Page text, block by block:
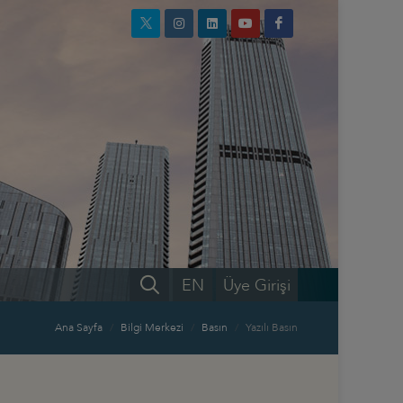
Üye Girişi
EN
Ana Sayfa Bilgi Merkezi Basın Yazılı Basın